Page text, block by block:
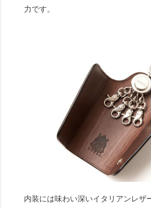
力です。
内装には味わい深いイタリアンレザ